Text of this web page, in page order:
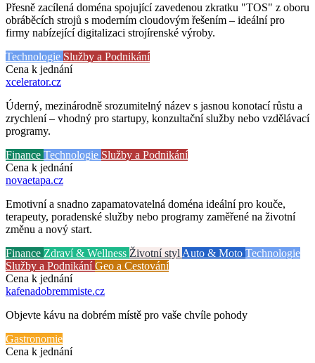
Přesně zacílená doména spojující zavedenou zkratku "TOS" z oboru
obráběcích strojů s moderním cloudovým řešením – ideální pro
firmy nabízející digitalizaci strojírenské výroby.
Technologie Služby a Podnikání
Cena k jednání
xcelerator.cz
Úderný, mezinárodně srozumitelný název s jasnou konotací růstu a
zrychlení – vhodný pro startupy, konzultační služby nebo vzdělávací
programy.
Finance Technologie Služby a Podnikání
Cena k jednání
novaetapa.cz
Emotivní a snadno zapamatovatelná doména ideální pro kouče,
terapeuty, poradenské služby nebo programy zaměřené na životní
změnu a nový start.
Finance Zdraví & Wellness Životní styl Auto & Moto Technologie
Služby a PodnikáníGeo a Cestování
Cena k jednání
kafenadobremmiste.cz
Objevte kávu na dobrém místě pro vaše chvíle pohody
Gastronomie
Cena k jednání